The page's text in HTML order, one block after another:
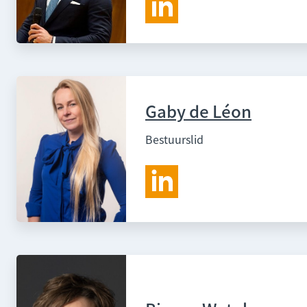
Gaby de Léon
Bestuurslid